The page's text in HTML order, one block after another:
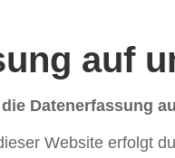
auf
Datenerfassung
Website erfolgt